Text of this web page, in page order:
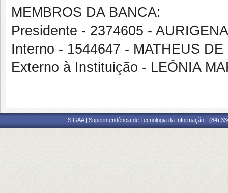
MEMBROS DA BANCA:
Presidente - 2374605 -
Interno - 1544647 - MATHEUS
Externo à Instituição - LEÔNIA
SIGAA | Superintendência de Tecnologia da Informação - (84)